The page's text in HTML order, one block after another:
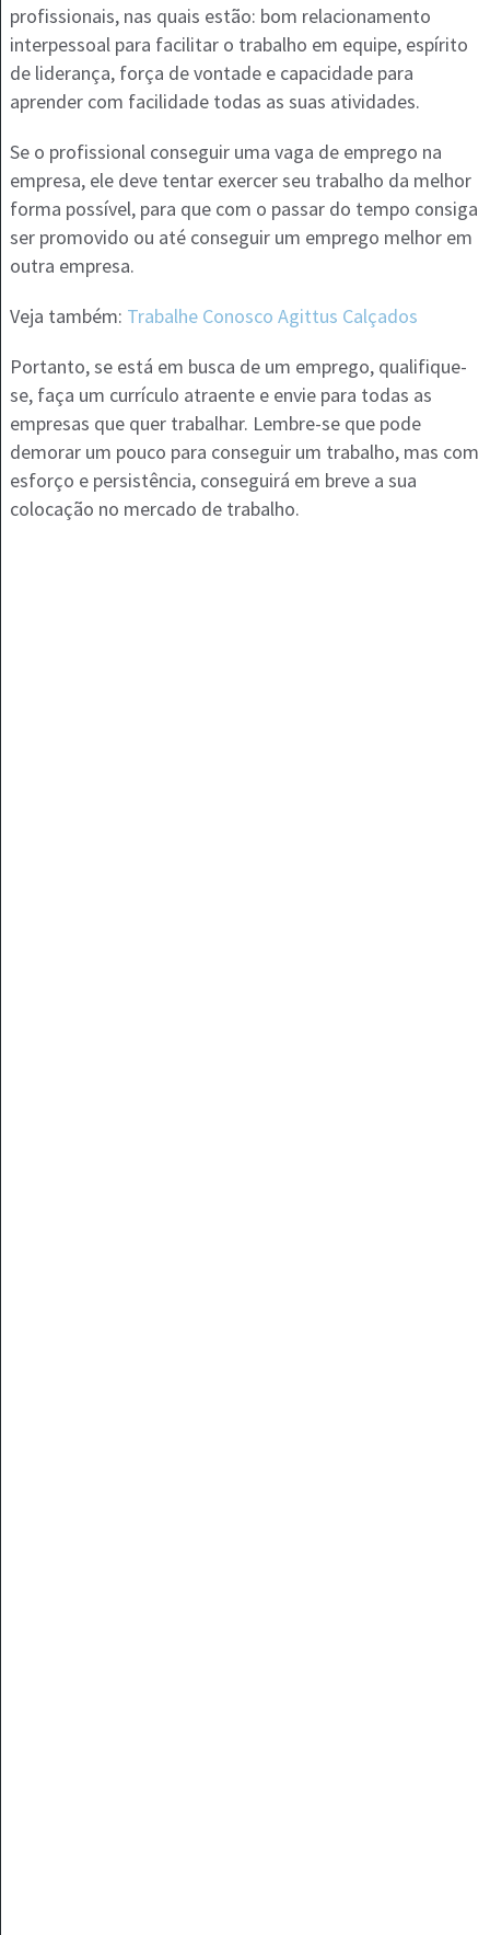
profissionais, nas quais estão: bom relacionamento
interpessoal para facilitar o trabalho em equipe, espírito
de liderança, força de vontade e capacidade para
aprender com facilidade todas as suas atividades.
Se o profissional conseguir uma vaga de emprego na
empresa, ele deve tentar exercer seu trabalho da melhor
forma possível, para que com o passar do tempo consiga
ser promovido ou até conseguir um emprego melhor em
outra empresa.
Veja também: Trabalhe Conosco Agittus Calçados
Portanto, se está em busca de um emprego, qualifique-
se, faça um currículo atraente e envie para todas as
empresas que quer trabalhar. Lembre-se que pode
demorar um pouco para conseguir um trabalho, mas com
esforço e persistência, conseguirá em breve a sua
colocação no mercado de trabalho.